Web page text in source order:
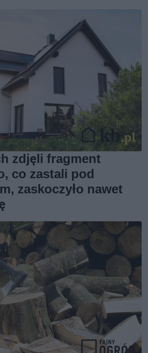
zdjęli fragment
co zastali pod
zaskoczyło nawet